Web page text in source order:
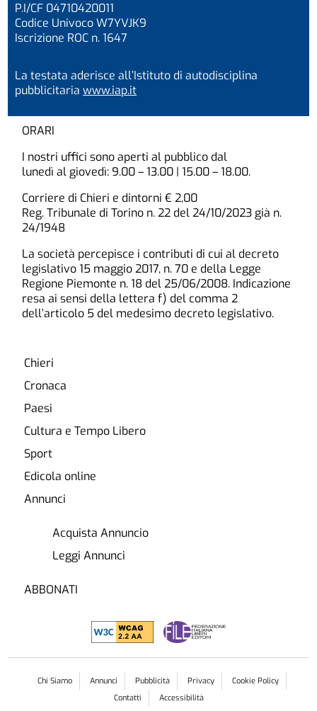
P.I/CF 04710420011
Codice Univoco W7YVJK9
Iscrizione ROC n. 1647
La testata aderisce all’Istituto di autodisciplina
pubblicitariawww.iap.it
ORARI
I nostri uffici sono aperti al pubblico dal
lunedì al giovedì: 9.00 – 13.00 | 15.00 – 18.00.
Corriere di Chieri e dintorni € 2,00
Reg. Tribunale di Torino n. 22 del 24/10/2023 già n.
24/1948
La società percepisce i contributi di cui al decreto
legislativo 15 maggio 2017, n. 70 e della Legge
Regione Piemonte n. 18 del 25/06/2008. Indicazione
resa ai sensi della lettera f) del comma 2
dell’articolo 5 del medesimo decreto legislativo.
Chieri
Cronaca
Paesi
Cultura e Tempo Libero
Sport
Edicola online
Annunci
Acquista Annuncio
Leggi Annunci
ABBONATI
Chi Siamo Annunci Pubblicità Privacy
Cookie Policy
Contatti
Accessibilità